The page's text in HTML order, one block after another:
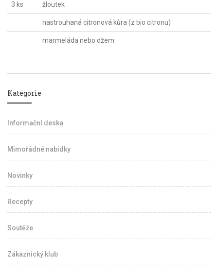
3 ks žloutek
nastrouhaná citronová kůra (z bio citronu)
marmeláda nebo džem
Kategorie
Informační deska
Mimořádné nabídky
Novinky
Recepty
Soutěže
Zákaznický klub